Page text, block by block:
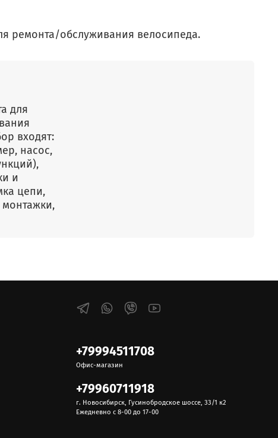
ремонта/обслуживания велосипеда.
для
входят:
насос,
и
цепи,
+79994511708
Офис-магазин
+79960711918
г. Новосибирск, Гусинобродское шоссе, 33/1 к2
Ежедневно с 8-00 до 17-00